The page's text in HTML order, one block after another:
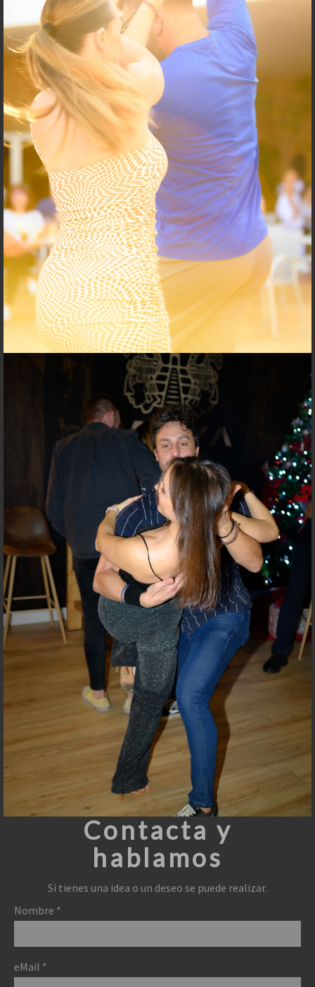
Contacta y
hablamos
Si tienes una idea o un deseo se puede realizar.
Nombre *
eMail *